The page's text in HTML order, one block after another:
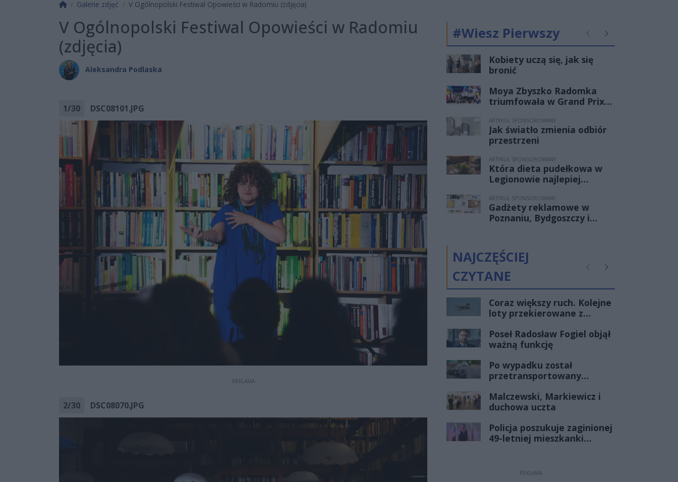
Strona główna
Galerie zdjęć V Ogólnopolski Festiwal Opowieści w Radomiu (zdjęcia)
V Ogólnopolski Festiwal Opowieści w Radomiu
(zdjęcia)
Aleksandra Podlaska
1/30 DSC08101.JPG
REKLAMA
2/30 DSC08070.JPG
#Wiesz Pierwszy PoprzednieNastępne
Kobiety uczą się, jak się
bronić
Moya Zbyszko Radomka
triumfowała w Grand Prix
bezkonkurencyjne w Ustce!
ARTYKUŁ SPONSOROWANY
Jak światło zmienia odbiór
przestrzeni
ARTYKUŁ SPONSOROWANY
Która dieta pudełkowa w
Legionowie najlepiej
wagi bez efektu jojo?
ARTYKUŁ SPONSOROWANY
Gadżety reklamowe w
Poznaniu, Bydgoszczy i
NAJCZĘŚCIEJ
CZYTANE
PoprzednieNastępne
Coraz większy ruch. Kolejne
loty przekierowane z
Poseł Radosław Fogiel objął
ważną funkcję
Po wypadku został
przetransportowany
Historia mrozi krew w
żyłach
Malczewski, Markiewicz i
duchowa uczta
Policja poszukuje zaginionej
49-letniej mieszkanki
REKLAMA